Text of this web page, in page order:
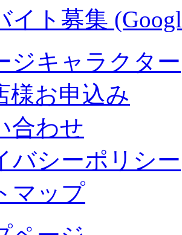
イト募集
ジキャラクター
様お申込み
合わせ
バシーポリシー
マップ